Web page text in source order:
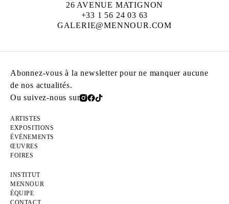
26 AVENUE MATIGNON
+33 1 56 24 03 63
GALERIE@MENNOUR.COM
Abonnez-vous à la newsletter pour ne manquer aucune
de nos actualités.
Ou suivez-nous sur
ARTISTES
EXPOSITIONS
ÉVÉNEMENTS
ŒUVRES
FOIRES
INSTITUT
MENNOUR
ÉQUIPE
CONTACT